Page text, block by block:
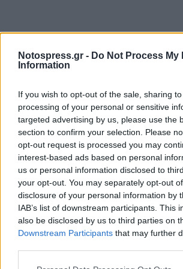
Notospress.gr - Do Not Process My
Information
If you wish to opt-out of the sale, sharing
processing of your personal or sensitive
targeted advertising by us, please use the
section to confirm your selection. Please
opt-out request is processed you may
interest-based ads based on personal
us or personal information disclosed to
your opt-out. You may separately opt-out
disclosure of your personal information by
IAB’s list of downstream participants. This
also be disclosed by us to third parties on
Downstream Participants that may further
Ο ΟΑΕΔ θα αποστείλει άμεσα
ηλεκτρονικού ταχυδρομείου
ωφελούμενους με αναλυτικές
τρόπο εγγραφής τους στη
πλατφόρμα του Cisco Networking